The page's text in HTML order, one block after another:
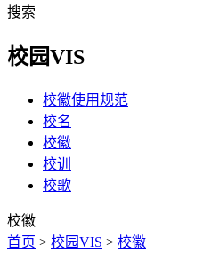
搜索
校园VIS
校徽使用规范
校名
校徽
校训
校歌
校徽
首页 > 校园VIS > 校徽